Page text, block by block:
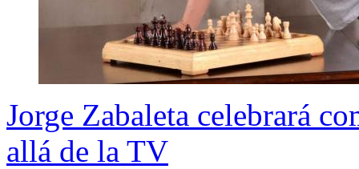
Jorge Zabaleta celebrará
allá de la TV